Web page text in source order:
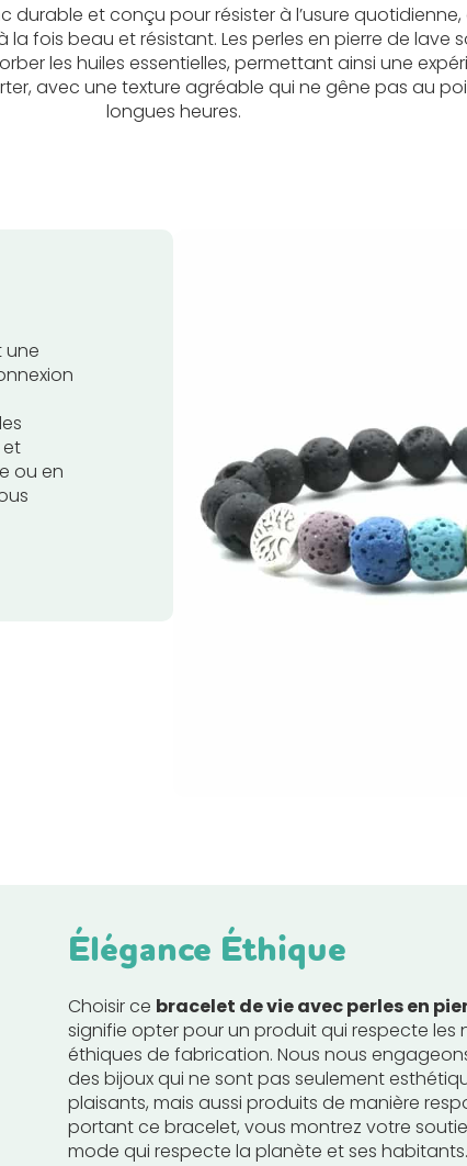
durable et conçu pour résister à l’usure quotidienne,
fois beau et résistant. Les perles en pierre de lave
les huiles essentielles, permettant ainsi une
avec une texture agréable qui ne gêne pas au
longues heures.
une
et
ou en
Élégance Éthique
Choisir ce bracelet de vie avec perles en
signifie opter pour un produit qui respecte les
éthiques de fabrication. Nous nous
des bijoux qui ne sont pas seulement
plaisants, mais aussi produits de manière
portant ce bracelet, vous montrez votre
mode qui respecte la planète et ses habitants.